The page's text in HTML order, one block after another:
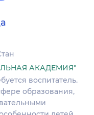
АКАДЕМИЯ"
воспитатель.
образования,